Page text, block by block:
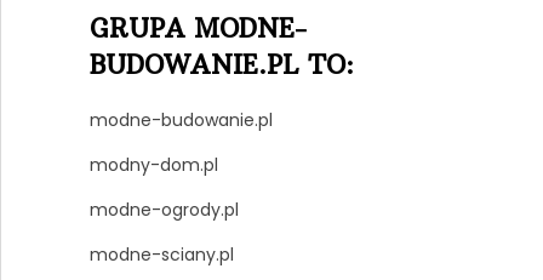
GRUPA MODNE-
BUDOWANIE.PL TO:
modne-budowanie.pl
modny-dom.pl
modne-ogrody.pl
modne-sciany.pl